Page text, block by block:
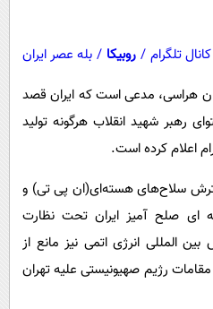
تلگرام / روبیکا / بله عصر ایران
هراسی، مدعی است که ایران قصد
رهبر شهید انقلاب هرگونه تولید
اعلام کرده است.
سلاح‌های هسته‌ای(ان پی تی) و
ای صلح آمیز ایران تحت نظارت
المللی انرژی اتمی نیز مانع از
رژیم صهیونیستی علیه تهران